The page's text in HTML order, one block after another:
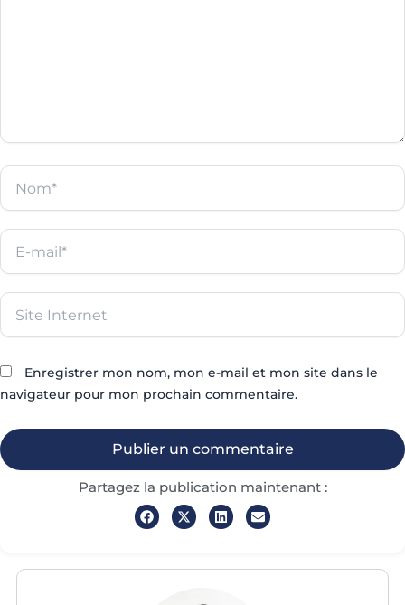
Nom*
E-
mail*
Site
Internet
Enregistrer mon nom, mon e-mail et mon site dans le
navigateur pour mon prochain commentaire.
Partagez la publication maintenant :